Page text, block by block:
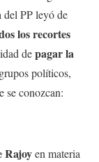
del PP leyó de
los recortes
depagar la
políticos,
se conozcan:
Rajoyen materia